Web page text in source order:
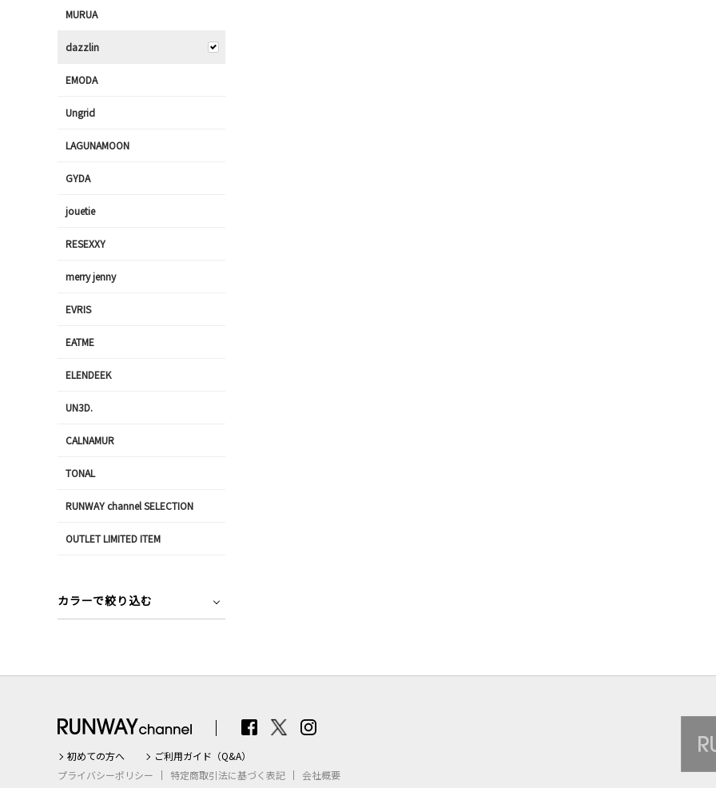
MURUA
dazzlin
EMODA
Ungrid
LAGUNAMOON
GYDA
jouetie
RESEXXY
merry jenny
EVRIS
EATME
ELENDEEK
UN3D.
CALNAMUR
TONAL
RUNWAY channel SELECTION
OUTLET LIMITED ITEM
カラーで絞り込む
初めての方へ
ご利用ガイド（Q&A）
プライバシーポリシー
特定商取引法に基づく表記 会社概要